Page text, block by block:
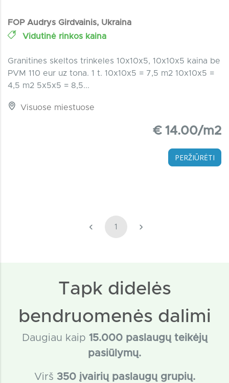
FOP Audrys Girdvainis, Ukraina
Vidutinė rinkos kaina
Granitines skeltos trinkeles 10x10x5, 10x10x5 kaina be
PVM 110 eur uz tona. 1 t. 10x10x5 = 7,5 m2 10x10x5 =
4,5 m2 5x5x5 = 8,5...
Visuose miestuose
€ 14.00/m2
PERŽIŪRĖTI
‹ 1 ›
Tapk didelės
bendruomenės dalimi
Daugiau kaip 15.000 paslaugų teikėjų
pasiūlymų.
Virš 350 įvairių paslaugų grupių.